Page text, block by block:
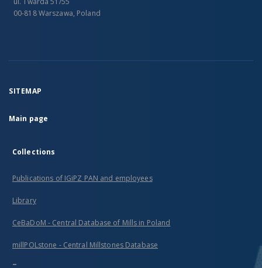
00-818 Warszawa, Poland
SITEMAP
Main page
Collections
Publications of IGiPZ PAN and employees
Library
CeBaDoM - Central Database of Mills in Poland
millPOLstone - Central Millstones Database
...